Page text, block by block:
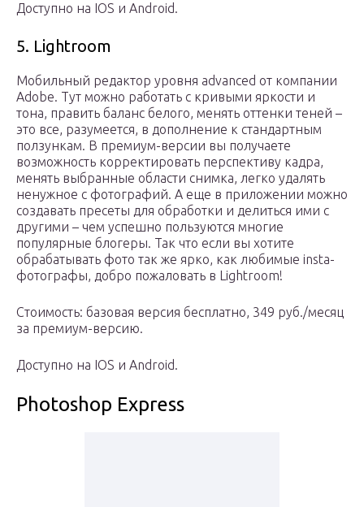
Доступно на IOS и Android.
5. Lightroom
Мобильный редактор уровня advanced от компании
Adobe. Тут можно работать с кривыми яркости и
тона, править баланс белого, менять оттенки теней –
это все, разумеется, в дополнение к стандартным
ползункам. В премиум-версии вы получаете
возможность корректировать перспективу кадра,
менять выбранные области снимка, легко удалять
ненужное с фотографий. А еще в приложении можно
создавать пресеты для обработки и делиться ими с
другими – чем успешно пользуются многие
популярные блогеры. Так что если вы хотите
обрабатывать фото так же ярко, как любимые insta-
фотографы, добро пожаловать в Lightroom!
Стоимость: базовая версия бесплатно, 349 руб./месяц
за премиум-версию.
Доступно на IOS и Android.
Photoshop Express